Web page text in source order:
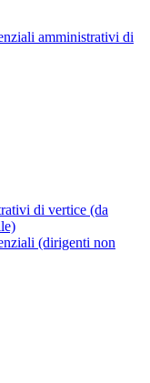
amministrativi di
di vertice (da
(dirigenti non